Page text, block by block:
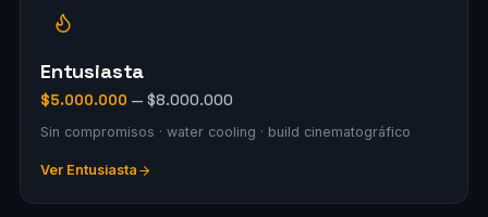
Entusiasta
$5.000.000 — $8.000.000
Sin compromisos · water cooling · build cinematográfico
Ver Entusiasta